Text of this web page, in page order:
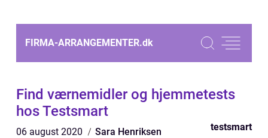
FIRMA-ARRANGEMENTER.dk
Find værnemidler og hjemmetests
hos Testsmart
06 august 2020 Sara Henriksen testsmart